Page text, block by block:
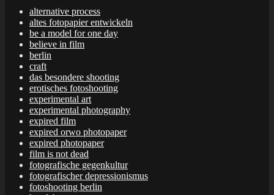
alternative process
altes fotopapier entwickeln
be a model for one day
believe in film
berlin
craft
das besondere shooting
erotisches fotoshooting
experimental art
experimental photography
expired film
expired orwo photopaper
expired photopaper
film is not dead
fotografische gegenkultur
fotografischer depressionismus
fotoshooting berlin